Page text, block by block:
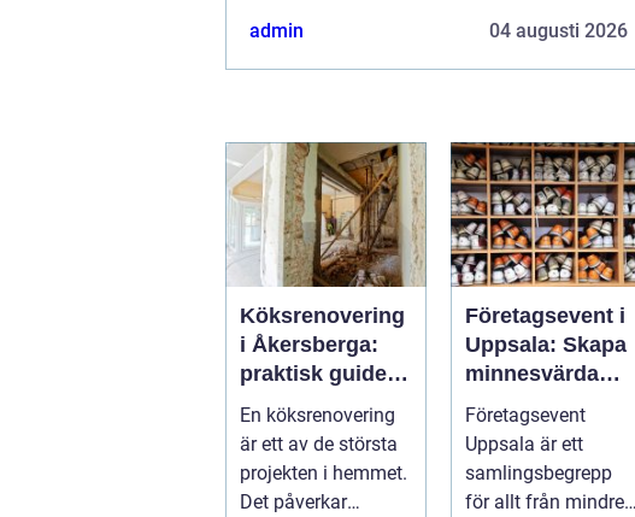
admin 04 augusti 2026
Köksrenovering
i Åkersberga:
praktisk guide
till ett smartare
kök
En köksrenovering
är ett av de största
projekten i hemmet.
Det påverkar
Företagsevent i
Uppsala: Skapa
minnesvärda
möten som
bygger starkare
team
Företagsevent
Uppsala är ett
samlingsbegrepp
för allt från mindre